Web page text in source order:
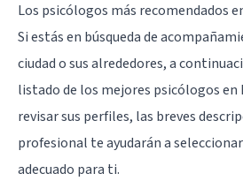
Los psicólogos más recomendados
Si estás en búsqueda de
ciudad o sus alrededores, a
listado de los mejores psicólogos en
revisar sus perfiles, las breves
profesional te ayudarán a
adecuado para ti.